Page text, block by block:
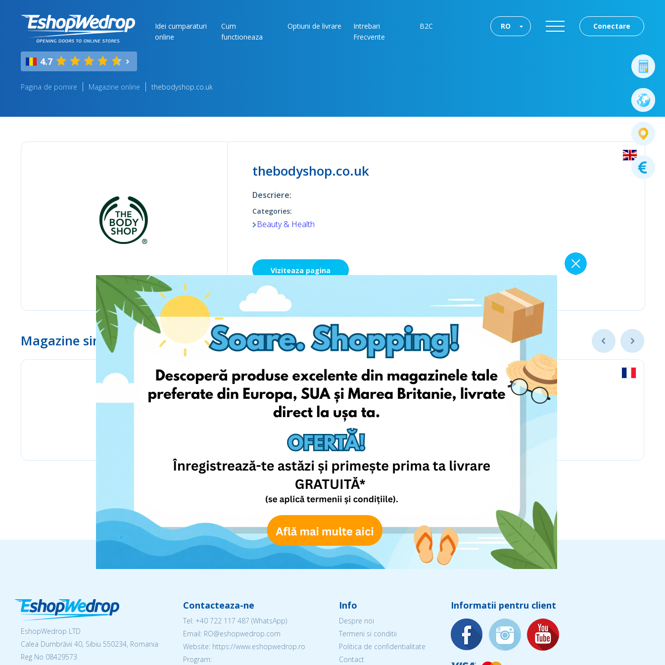
Idei cumparaturi
online
Cum
functioneaza
Optiuni de livrare
Intrebari
Frecvente
B2C Conectare
RO
4.7
Pagina de pornire Magazine online thebodyshop.co.uk
thebodyshop.co.uk
Descriere:
Categories:
Beauty & Health
Viziteaza pagina
Magazine similare
EshopWedrop LTD
Calea Dumbrăvii 40, Sibiu 550234, Romania
Reg No 08429573
Contacteaza-ne
Tel: +40 722 117 487 (WhatsApp)
Email: RO@eshopwedrop.com
Website: https://www.eshopwedrop.ro
Program:
Info
Despre noi
Termeni si conditii
Politica de confidentialitate
Contact
Informatii pentru client